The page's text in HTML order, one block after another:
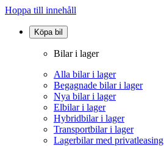
Hoppa till innehåll
Köpa bil
Bilar i lager
Alla bilar i lager
Begagnade bilar i lager
Nya bilar i lager
Elbilar i lager
Hybridbilar i lager
Transportbilar i lager
Lagerbilar med privatleasing